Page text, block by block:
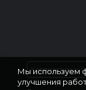
Корпоративный
Мы используем
улучшения